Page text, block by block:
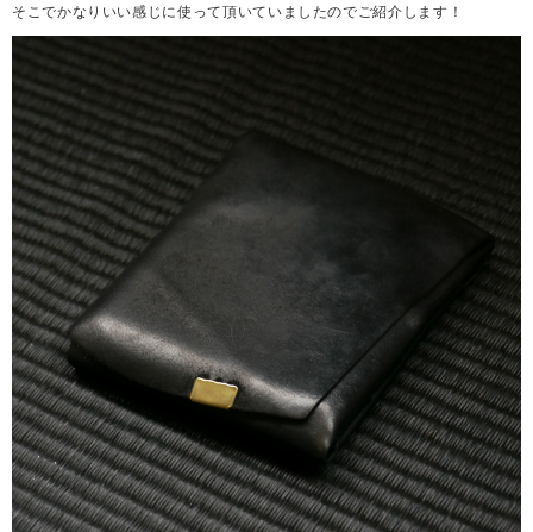
そこでかなりいい感じに使って頂いていましたのでご紹介します！